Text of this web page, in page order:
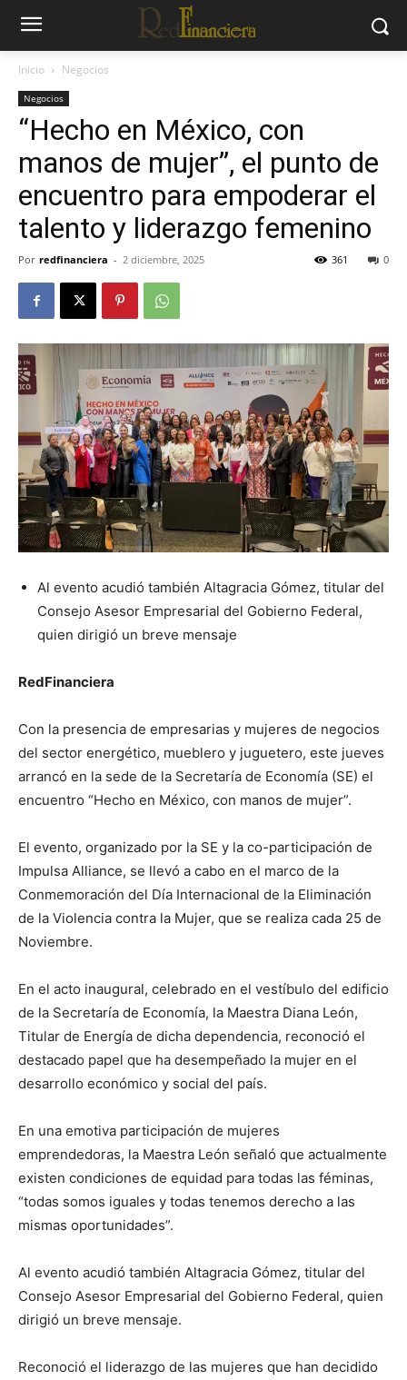
Inicio Negocios
Negocios
“Hecho en México, con
manos de mujer”, el punto de
encuentro para empoderar el
talento y liderazgo femenino
Por redfinanciera - 2 diciembre, 2025 0
361
Al evento acudió también Altagracia Gómez, titular del
Consejo Asesor Empresarial del Gobierno Federal,
quien dirigió un breve mensaje
RedFinanciera
Con la presencia de empresarias y mujeres de negocios
del sector energético, mueblero y juguetero, este jueves
arrancó en la sede de la Secretaría de Economía (SE) el
encuentro “Hecho en México, con manos de mujer”.
El evento, organizado por la SE y la co-participación de
Impulsa Alliance, se llevó a cabo en el marco de la
Conmemoración del Día Internacional de la Eliminación
de la Violencia contra la Mujer, que se realiza cada 25 de
Noviembre.
En el acto inaugural, celebrado en el vestíbulo del edificio
de la Secretaría de Economía, la Maestra Diana León,
Titular de Energía de dicha dependencia, reconoció el
destacado papel que ha desempeñado la mujer en el
desarrollo económico y social del país.
En una emotiva participación de mujeres
emprendedoras, la Maestra León señaló que actualmente
existen condiciones de equidad para todas las féminas,
“todas somos iguales y todas tenemos derecho a las
mismas oportunidades”.
Al evento acudió también Altagracia Gómez, titular del
Consejo Asesor Empresarial del Gobierno Federal, quien
dirigió un breve mensaje.
Reconoció el liderazgo de las mujeres que han decidido